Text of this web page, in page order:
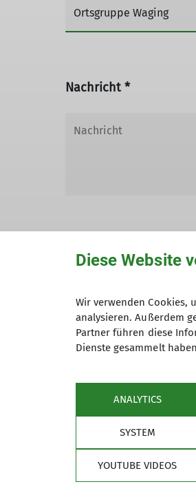
Nachricht *
Hiermit erkläre
Zweck der
*
Mit (*) markierte
Diese Website
Wir verwenden Cookies,
analysieren. Außerdem
Partner führen diese
Dienste gesammelt
ANALYTICS
SYSTEM
YOUTUBE VIDEOS